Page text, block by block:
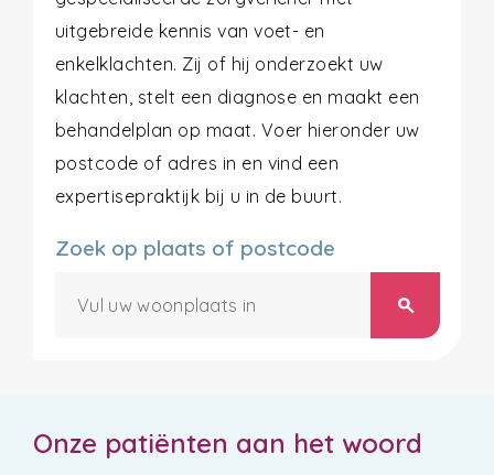
uitgebreide kennis van voet- en
enkelklachten. Zij of hij onderzoekt uw
klachten, stelt een diagnose en maakt een
behandelplan op maat. Voer hieronder uw
postcode of adres in en vind een
expertisepraktijk bij u in de buurt.
Zoek op plaats of postcode
search
Onze patiënten aan het woord